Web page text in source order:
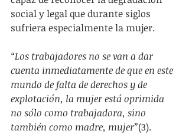
social y legal que durante siglos
sufriera especialmente la mujer.
“Los trabajadores no se van a dar
cuenta inmediatamente de que en este
mundo de falta de derechos y de
explotación, la mujer está oprimida
no sólo como trabajadora, sino
también como madre, mujer”(3).